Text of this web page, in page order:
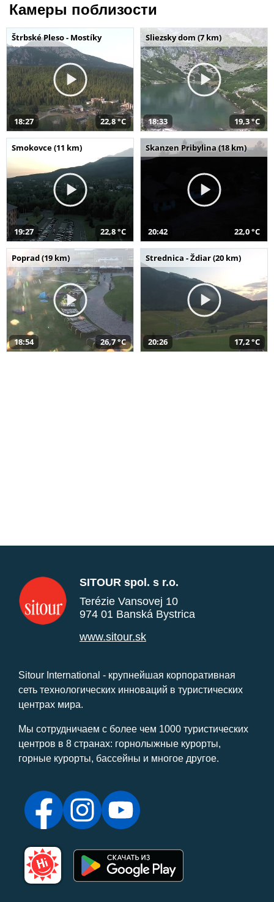
Камеры поблизости
Štrbské Pleso - Mostíky
18:27 22,8 °C
Sliezsky dom (7 km)
18:33 19,3 °C
Smokovce (11 km)
19:27 22,8 °C
Skanzen Pribylina (18 km)
20:42 22,0 °C
Poprad (19 km)
18:54 26,7 °C
Strednica - Ždiar (20 km)
20:26 17,2 °C
SITOUR spol. s r.o.
Terézie Vansovej 10
974 01 Banská Bystrica
www.sitour.sk
Sitour International - крупнейшая корпоративная
сеть технологических инноваций в туристических
центрах мира.
Мы сотрудничаем с более чем 1000 туристических
центров в 8 странах: горнолыжные курорты,
горные курорты, бассейны и многое другое.